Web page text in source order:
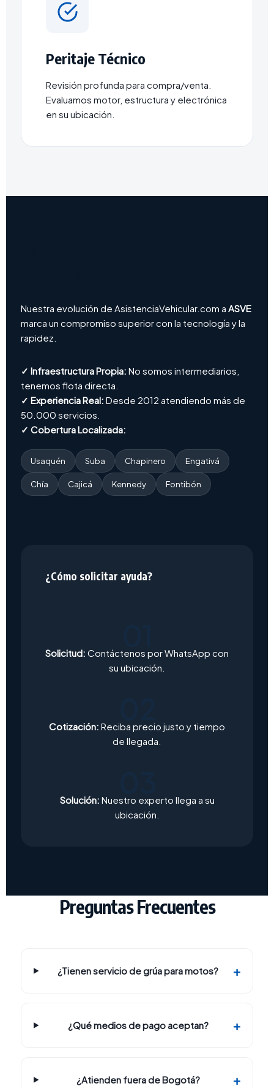
Peritaje Técnico
Revisión profunda para compra/venta.
Evaluamos motor, estructura y electrónica
en su ubicación.
Nuestra evolución de AsistenciaVehicular.com a ASVE
marca un compromiso superior con la tecnología y la
rapidez.
✓ Infraestructura Propia: No somos intermediarios,
tenemos flota directa.
✓ Experiencia Real: Desde 2012 atendiendo más de
50.000 servicios.
✓ Cobertura Localizada:
Usaquén Suba Chapinero Engativá
Chía Cajicá Kennedy Fontibón
¿Cómo solicitar ayuda?
Solicitud: Contáctenos por WhatsApp con
su ubicación.
Cotización: Reciba precio justo y tiempo
de llegada.
Solución: Nuestro experto llega a su
ubicación.
Preguntas Frecuentes
¿Tienen servicio de grúa para motos?
¿Qué medios de pago aceptan?
¿Atienden fuera de Bogotá?